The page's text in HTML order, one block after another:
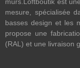
murs.Loftboutik est
mesure, spécialisée
basses design et les
propose une
(RAL) et une livraison